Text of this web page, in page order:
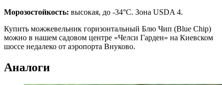
Морозостойкость: высокая, до -34°C. Зона USDA 4.
Купить можжевельник горизонтальный Блю Чип (Blue Chip)
можно в нашем садовом центре «Челси Гарден» на Киевском
шоссе недалеко от аэропорта Внуково.
Аналоги